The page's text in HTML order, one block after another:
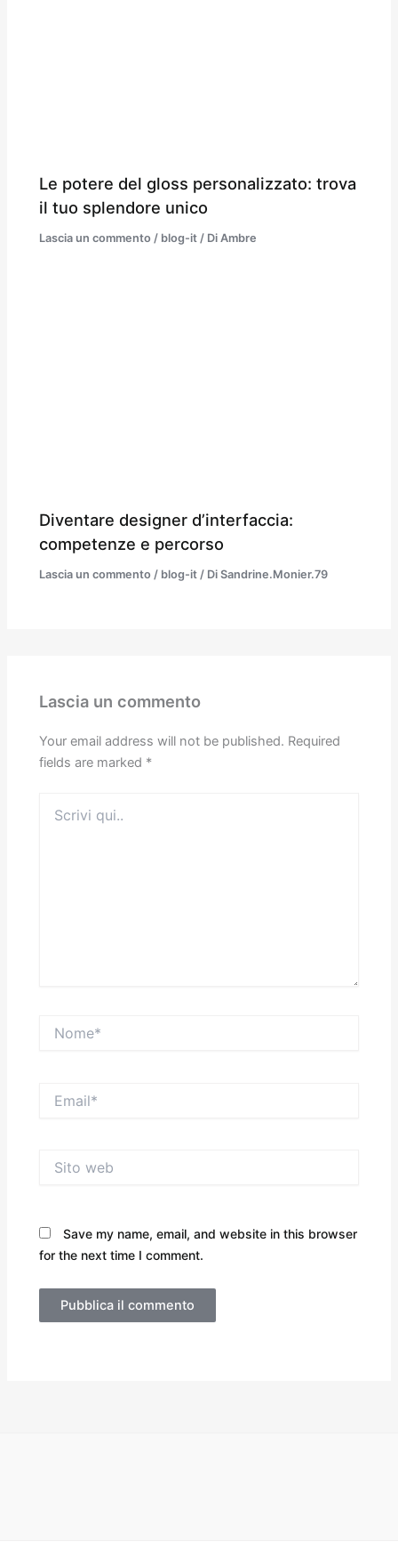
Le potere del gloss personalizzato: trova
il tuo splendore unico
Lascia un commento / blog-it / Di Ambre
Diventare designer d’interfaccia:
competenze e percorso
Lascia un commento / blog-it / DiSandrine.Monier.79
Lascia un commento
Your email address will not be published. Required
fields are marked *
qui..
web
Save my name, email, and website in this browser
for the next time I comment.